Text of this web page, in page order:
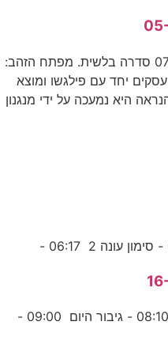
העדים - מפתח הזהב 06:30 - 07:20 סדרה בלשית. מפתח הזהב:
יחד עם פילגשו ומוצא
היא נמעכה על ידי מנגנון